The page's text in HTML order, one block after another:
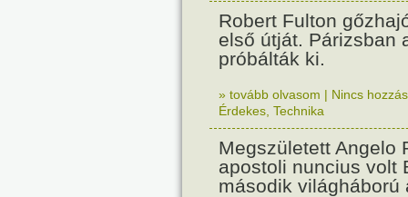
Robert Fulton
első útját. Párizsban
próbálták ki.
» tovább olvasom | Nincs
Érdekes Technika
Megszületett Angelo
apostoli nuncius volt
második világháború